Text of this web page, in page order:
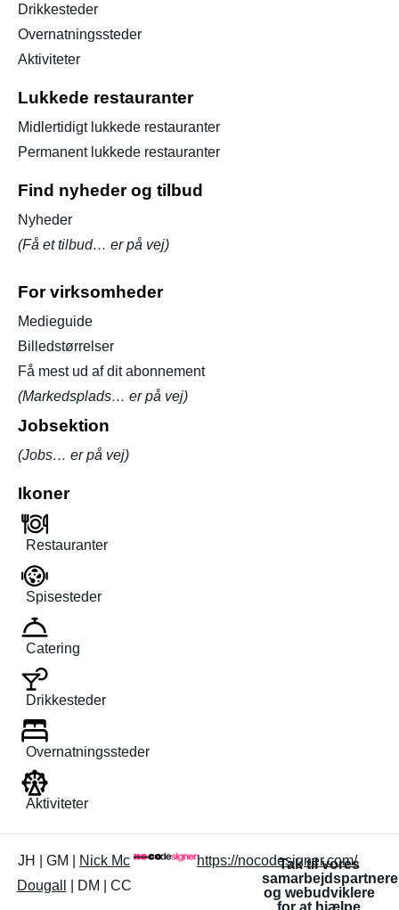
Drikkesteder
Overnatningssteder
Aktiviteter
Lukkede restauranter
Midlertidigt lukkede restauranter
Permanent lukkede restauranter
Find nyheder og tilbud
Nyheder
(Få et tilbud… er på vej)
For virksomheder
Medieguide
Billedstørrelser
Få mest ud af dit abonnement
(Markedsplads… er på vej)
Jobsektion
(Jobs… er på vej)
Ikoner
Restauranter
Spisesteder
Catering
Drikkesteder
Overnatningssteder
Aktiviteter
Tak til vores
samarbejdspartnere
og webudviklere
for at hjælpe
https://nocodesigner.com/
JH | GM |
Nick Mc
Dougall
| DM | CC